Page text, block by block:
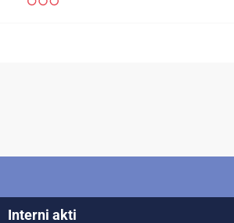
Interni akti